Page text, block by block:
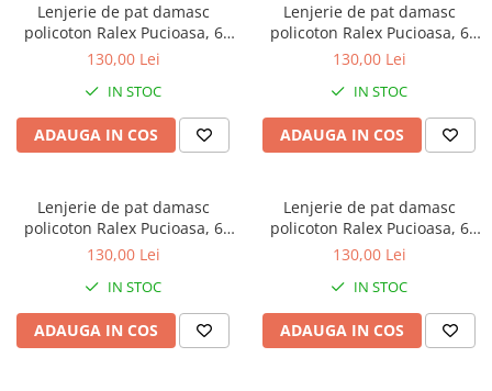
Lenjerie de pat damasc
policoton Ralex Pucioasa, 6
piese, cearceaf cu elastic, gri
discrete
130,00 Lei
IN STOC
ADAUGA IN COS
Lenjerie de pat damasc
policoton Ralex Pucioasa, 6
piese, cearceaf cu elastic,
discrete
130,00 Lei
IN STOC
ADAUGA IN COS
Lenjerie de pat damasc
policoton Ralex Pucioasa, 6
piese, cearceaf cu elastic,
dungi discrete
130,00 Lei
IN STOC
ADAUGA IN COS
Lenjerie de pat damasc
policoton Ralex Pucioasa, 6
piese, cearceaf cu elastic, gri
discrete
130,00 Lei
IN STOC
ADAUGA IN COS